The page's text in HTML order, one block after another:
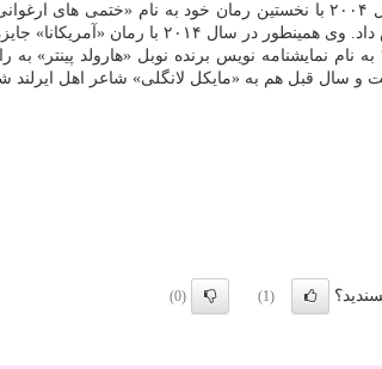
را به دست آورد و جدیدترین اثر او هم «یك مانیفست فمینیستی در ۱۵ اشاره» نام دارد.
جایزه «پن پینتر» در سال ۲۰۰۹ به نام نمایشنامه نویس
و سال قبل هم به «مایكل لانگلی» شاعر اهل
(1)
(0)